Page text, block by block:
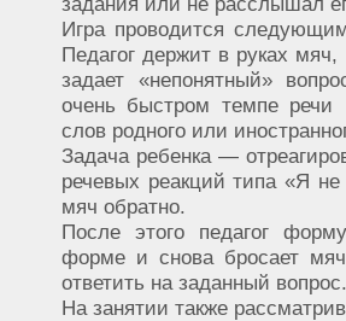
Игра проводится
Педагог держит в руках
задает «непонятный»
очень быстром темпе речи
слов родного или
Задача ребенка —
речевых реакций типа «Я
мяч обратно.
После этого педагог
форме и снова бросает
ответить на заданный вопрос.
На занятии также